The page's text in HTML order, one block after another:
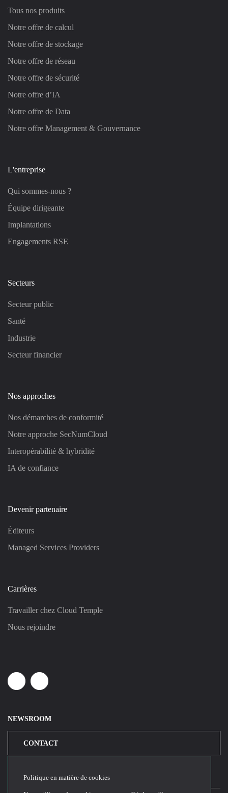
Tous nos produits
Notre offre de calcul
Notre offre de stockage
Notre offre de réseau
Notre offre de sécurité
Notre offre d’IA
Notre offre de Data
Notre offre Management & Gouvernance
L'entreprise
Qui sommes-nous ?
Équipe dirigeante
Implantations
Engagements RSE
Secteurs
Secteur public
Santé
Industrie
Secteur financier
Nos approches
Nos démarches de conformité
Notre approche SecNumCloud
Interopérabilité & hybridité
IA de confiance
Devenir partenaire
Éditeurs
Managed Services Providers
Carrières
Travailler chez Cloud Temple
Nous rejoindre
LinkedinYoutube
NEWSROOM
CONTACT
Politique en matière de cookies